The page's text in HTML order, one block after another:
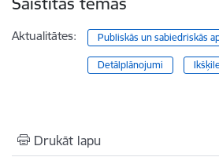
Aktualitātes: Publiskās un sabiedriskās
Detālplānojumi
Drukāt lapu